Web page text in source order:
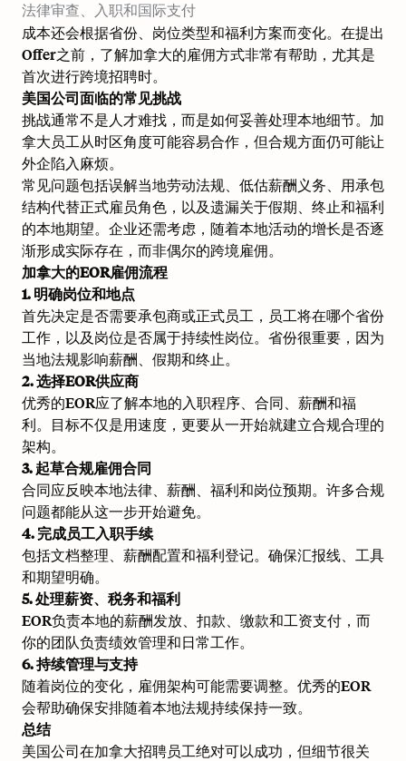
法律审查、入职和国际支付
成本还会根据省份、岗位类型和福利方案而变化。在提出
Offer之前，了解加拿大的雇佣方式非常有帮助，尤其是
首次进行跨境招聘时。
美国公司面临的常见挑战
挑战通常不是人才难找，而是如何妥善处理本地细节。加
拿大员工从时区角度可能容易合作，但合规方面仍可能让
外企陷入麻烦。
常见问题包括误解当地劳动法规、低估薪酬义务、用承包
结构代替正式雇员角色，以及遗漏关于假期、终止和福利
的本地期望。企业还需考虑，随着本地活动的增长是否逐
渐形成实际存在，而非偶尔的跨境雇佣。
加拿大的EOR雇佣流程
1. 明确岗位和地点
首先决定是否需要承包商或正式员工，员工将在哪个省份
工作，以及岗位是否属于持续性岗位。省份很重要，因为
当地法规影响薪酬、假期和终止。
2. 选择EOR供应商
优秀的EOR应了解本地的入职程序、合同、薪酬和福
利。目标不仅是用速度，更要从一开始就建立合规合理的
架构。
3. 起草合规雇佣合同
合同应反映本地法律、薪酬、福利和岗位预期。许多合规
问题都能从这一步开始避免。
4. 完成员工入职手续
包括文档整理、薪酬配置和福利登记。确保汇报线、工具
和期望明确。
5. 处理薪资、税务和福利
EOR负责本地的薪酬发放、扣款、缴款和工资支付，而
你的团队负责绩效管理和日常工作。
6. 持续管理与支持
随着岗位的变化，雇佣架构可能需要调整。优秀的EOR
会帮助确保安排随着本地法规持续保持一致。
总结
美国公司在加拿大招聘员工绝对可以成功，但细节很关